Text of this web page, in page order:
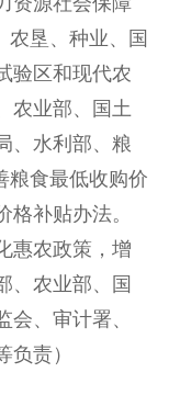
农垦、种业、国
验区和现代农
农业部、国土
、水利部、粮
粮食最低收购价
补贴办法。
惠农政策，增
、农业部、国
、审计署、
责）